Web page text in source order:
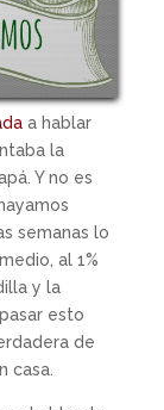
a hablar
la
Y no es
semanas lo
al 1%
y la
esto
de
casa.